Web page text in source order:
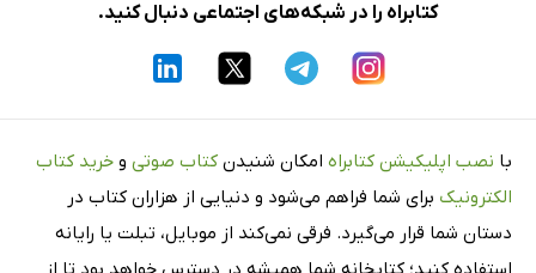
کتابراه را در شبکه‌های اجتماعی دنبال کنید.
با نصب اپلیکیشن کتابراه امکان شنیدن کتاب صوتی و خرید کتاب
الکترونیک برای شما فراهم می‌شود و دنیایی از هزاران کتاب در
دستان شما قرار می‌گیرد. فرقی نمی‌کند از موبایل، تبلت یا رایانه